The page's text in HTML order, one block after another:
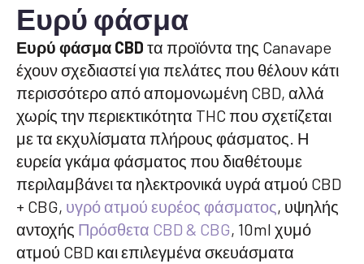
Ευρύ φάσμα
Ευρύ φάσμα CBD τα προϊόντα της Canavape
έχουν σχεδιαστεί για πελάτες που θέλουν κάτι
περισσότερο από απομονωμένη CBD, αλλά
χωρίς την περιεκτικότητα THC που σχετίζεται
με τα εκχυλίσματα πλήρους φάσματος. Η
ευρεία γκάμα φάσματος που διαθέτουμε
περιλαμβάνει τα ηλεκτρονικά υγρά ατμού CBD
+ CBG, υγρό ατμού ευρέος φάσματος, υψηλής
αντοχής Πρόσθετα CBD & CBG, 10ml χυμό
ατμού CBD και επιλεγμένα σκευάσματα